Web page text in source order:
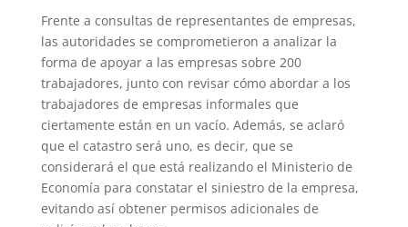
Frente a consultas de representantes de empresas,
las autoridades se comprometieron a analizar la
forma de apoyar a las empresas sobre 200
trabajadores, junto con revisar cómo abordar a los
trabajadores de empresas informales que
ciertamente están en un vacío. Además, se aclaró
que el catastro será uno, es decir, que se
considerará el que está realizando el Ministerio de
Economía para constatar el siniestro de la empresa,
evitando así obtener permisos adicionales de